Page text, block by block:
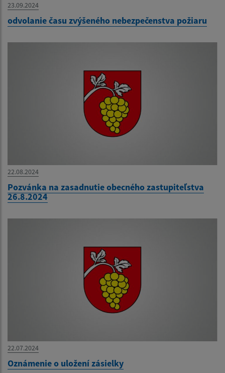
23.09.2024
odvolanie času zvýšeného nebezpečenstva požiaru
22.08.2024
Pozvánka na zasadnutie obecného zastupiteľstva
26.8.2024
22.07.2024
Oznámenie o uložení zásielky